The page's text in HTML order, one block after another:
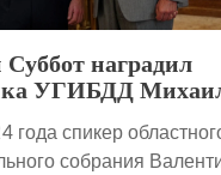
наградил
УГИБДД
вклад в
движения
года спикер
собрания